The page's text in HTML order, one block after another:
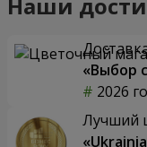
Наши
«Выбор
2026
Лучший